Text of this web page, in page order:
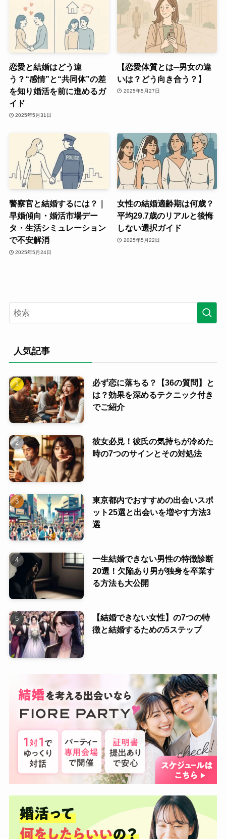
恋愛と結婚はどう違
う？“感情”と“共同体”の差
を知り婚活を前に進めるガ
イド
2025年5月31日
【恋愛体質とは─男女の違
いは？どう向き合う？】
2025年5月27日
警察官と結婚するには？｜
早婚傾向・婚活市場デー
タ・生活シミュレーション
で不安解消
2025年5月24日
女性の結婚適齢期は何歳？
平均29.7歳のリアルと後悔
しない選択ガイド
2025年5月22日
人気記事
必ず恋に落ちる？【36の質問】と
は？効果を深めるテクニック付き
でご紹介
彼女必見！彼氏の気持ちが冷めた
時の7つのサインとその対処法
東京都内でおすすめの出会いスポ
ット25選と出会いを増やす方法3
選
一生結婚できない男性の特徴診断
20選！欠陥あり男が独身を卒業す
る方法も大公開
【結婚できない女性】の7つの特
徴と結婚するための5ステップ